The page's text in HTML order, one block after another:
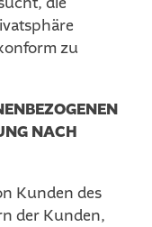
zu
NACH
Kunden des
der Kunden,